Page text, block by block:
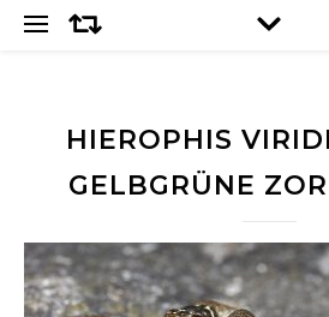
HIEROPHIS
GELBGRÜNE